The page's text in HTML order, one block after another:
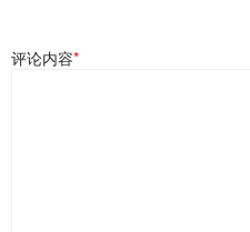
评论内容*